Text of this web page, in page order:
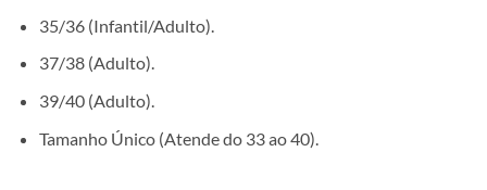
35/36 (Infantil/Adulto).
37/38 (Adulto).
39/40 (Adulto).
Tamanho Único (Atende do 33 ao 40).